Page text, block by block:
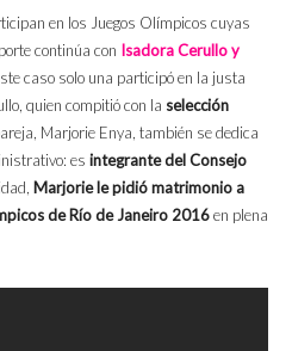
en los Juegos Olímpicos cuyas
continúa con Isadora Cerullo y
caso solo una participó en la justa
quien compitió con la selección
Marjorie Enya, también se dedica
es integrante del Consejo
Marjorie le pidió matrimonio a
de Río de Janeiro 2016en plena